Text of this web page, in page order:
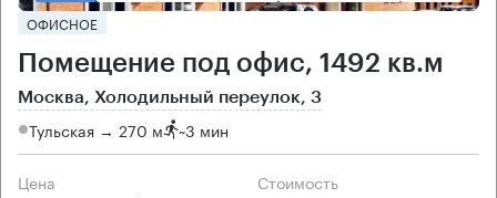
ОФИСНОЕ
Помещение под офис, 1492 кв.м
Москва, Холодильный переулок, 3
Тульская → 270 м ~3 мин
Цена Cтоимость